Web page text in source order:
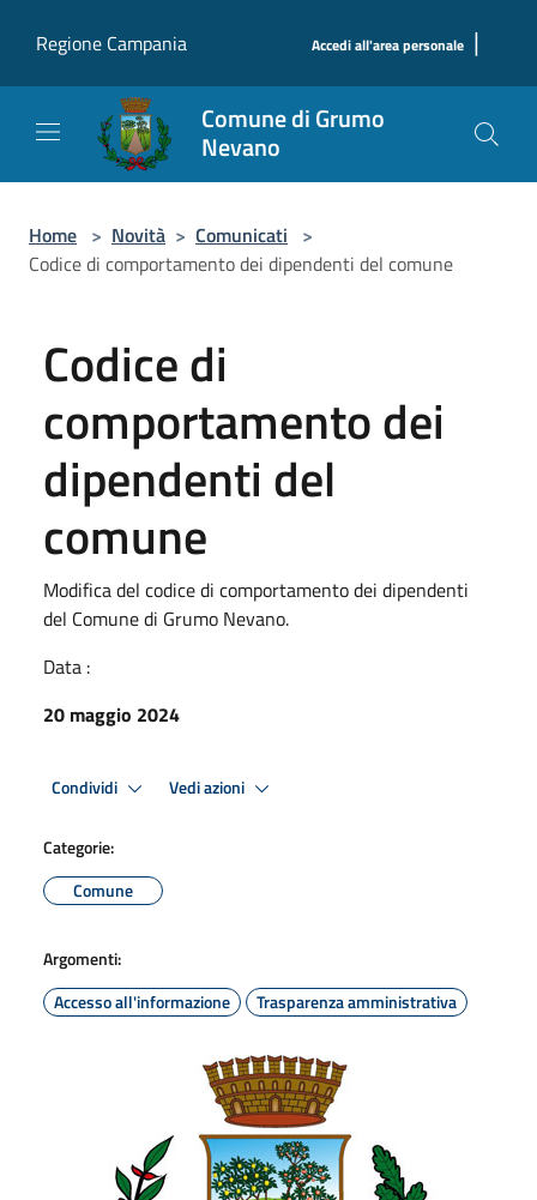
Regione Campania
Accedi all'area personale |
Comune di Grumo
Nevano
Home > Novità > Comunicati >
Codice di comportamento dei dipendenti del comune
Codice di
comportamento dei
dipendenti del
comune
Modifica del codice di comportamento dei dipendenti
del Comune di Grumo Nevano.
Data :
20 maggio 2024
Condividi Vedi azioni
Categorie:
Comune
Argomenti:
Accesso all'informazione
Trasparenza amministrativa